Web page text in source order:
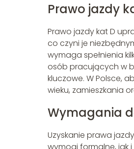
Prawo jazdy
Prawo jazdy kat D
co czyni je
wymaga spełnienia
osób pracujących w
kluczowe. W Polsce,
wieku, zamieszkania
Wymagania
Uzyskanie prawa
wymogi formalne, jak